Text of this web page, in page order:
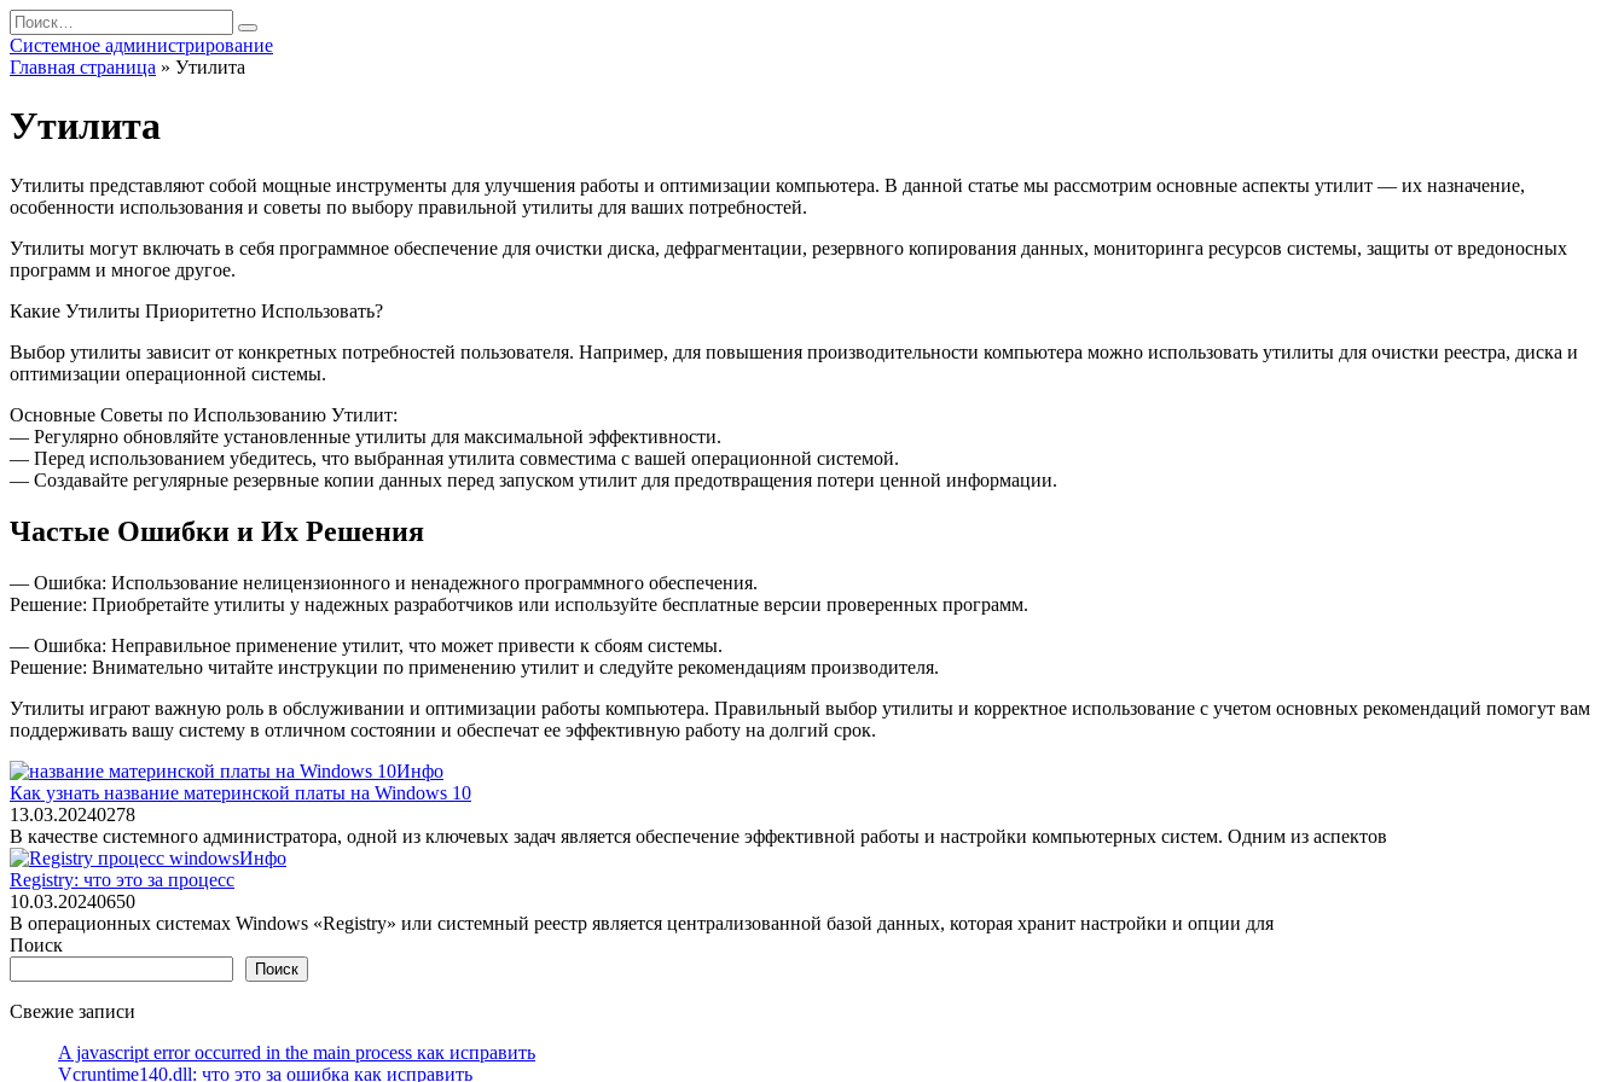
Перейти
к
содержанию
Search
for:
Системное администрирование
Главная страница » Утилита
Утилита
Утилиты представляют собой мощные инструменты для улучшения работы и оптимизации компьютера. В данной статье мы рассмотрим основные аспекты утилит — их назначение,
особенности использования и советы по выбору правильной утилиты для ваших потребностей.
Утилиты могут включать в себя программное обеспечение для очистки диска, дефрагментации, резервного копирования данных, мониторинга ресурсов системы, защиты от вредоносных
программ и многое другое.
Какие Утилиты Приоритетно Использовать?
Выбор утилиты зависит от конкретных потребностей пользователя. Например, для повышения производительности компьютера можно использовать утилиты для очистки реестра, диска и
оптимизации операционной системы.
Основные Советы по Использованию Утилит:
— Регулярно обновляйте установленные утилиты для максимальной эффективности.
— Перед использованием убедитесь, что выбранная утилита совместима с вашей операционной системой.
— Создавайте регулярные резервные копии данных перед запуском утилит для предотвращения потери ценной информации.
Частые Ошибки и Их Решения
— Ошибка: Использование нелицензионного и ненадежного программного обеспечения.
Решение: Приобретайте утилиты у надежных разработчиков или используйте бесплатные версии проверенных программ.
— Ошибка: Неправильное применение утилит, что может привести к сбоям системы.
Решение: Внимательно читайте инструкции по применению утилит и следуйте рекомендациям производителя.
Утилиты играют важную роль в обслуживании и оптимизации работы компьютера. Правильный выбор утилиты и корректное использование с учетом основных рекомендаций помогут вам
поддерживать вашу систему в отличном состоянии и обеспечат ее эффективную работу на долгий срок.
Инфо
Как узнать название материнской платы на Windows 10
13.03.20240278
В качестве системного администратора, одной из ключевых задач является обеспечение эффективной работы и настройки компьютерных систем. Одним из аспектов
Инфо
Registry: что это за процесс
10.03.20240650
В операционных системах Windows «Registry» или системный реестр является централизованной базой данных, которая хранит настройки и опции для
Поиск
Поиск
Свежие записи
A javascript error occurred in the main process как исправить
Vcruntime140.dll: что это за ошибка как исправить